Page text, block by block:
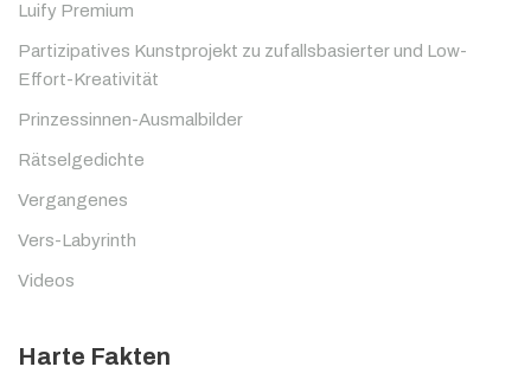
Luify Premium
Partizipatives Kunstprojekt zu zufallsbasierter und Low-
Effort-Kreativität
Prinzessinnen-Ausmalbilder
Rätselgedichte
Vergangenes
Vers-Labyrinth
Videos
Harte Fakten